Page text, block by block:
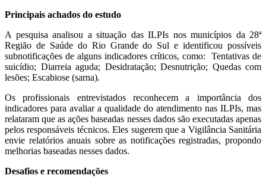
Principais achados do estudo
A pesquisa analisou a situação das ILPIs nos municípios da 28ª
Região de Saúde do Rio Grande do Sul e identificou possíveis
subnotificações de alguns indicadores críticos, como: Tentativas de
suicídio; Diarreia aguda; Desidratação; Desnutrição; Quedas com
lesões; Escabiose (sarna).
Os profissionais entrevistados reconhecem a importância dos
indicadores para avaliar a qualidade do atendimento nas ILPIs, mas
relataram que as ações baseadas nesses dados são executadas apenas
pelos responsáveis técnicos. Eles sugerem que a Vigilância Sanitária
envie relatórios anuais sobre as notificações registradas, propondo
melhorias baseadas nesses dados.
Desafios e recomendações